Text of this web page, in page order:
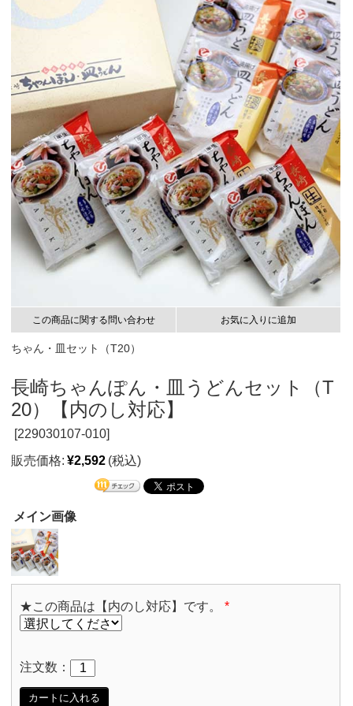
この商品に関する問い合わせ お気に入りに追加
ちゃん・皿セット（T20）
長崎ちゃんぽん・皿うどんセット（T
20）【内のし対応】
[229030107-010]
販売価格: ¥2,592 (税込)
メイン画像
★この商品は【内のし対応】です。 *
注文数：
カートに入れる